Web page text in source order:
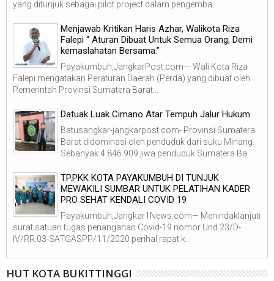
yang ditunjuk sebagai pilot project dalam pengemba...
Menjawab Kritikan Haris Azhar, Walikota Riza
Falepi “ Aturan Dibuat Untuk Semua Orang, Demi
kemaslahatan Bersama.”
Payakumbuh,JangkarPost.com--- Wali Kota Riza
Falepi mengatakan Peraturan Daerah (Perda) yang dibuat oleh
Pemerintah Provinsi Sumatera Barat...
Datuak Luak Cimano Atar Tempuh Jalur Hukum
Batusangkar-jangkarpost.com- Provinsi Sumatera
Barat didominasi oleh penduduk dari suku Minang.
Sebanyak 4.846.909 jiwa penduduk Sumatera Ba...
TP.PKK KOTA PAYAKUMBUH DI TUNJUK
MEWAKILI SUMBAR UNTUK PELATIHAN KADER
PRO SEHAT KENDALI COVID 19
Payakumbuh,Jangkar1News.com— Menindaklanjuti
surat satuan tugas penanganan Covid-19 nomor Und.23/D-
IV/RR.03-SATGASPP/11/2020 perihal rapat k...
HUT KOTA BUKITTINGGI